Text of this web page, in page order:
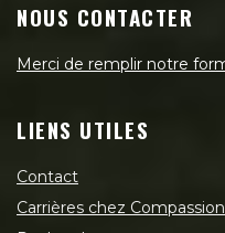
NOUS CONTACTER
Merci de remplir notre
LIENS UTILES
Contact
Carrières chez Compassion